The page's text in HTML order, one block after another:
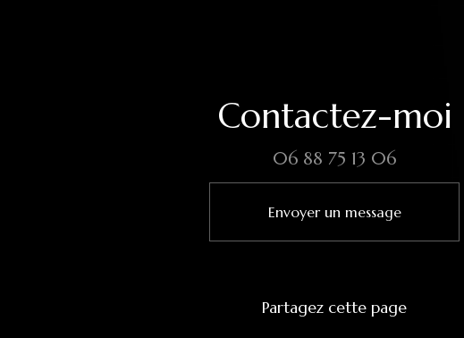
Contactez-moi
06 88 75 13 06
Envoyer un message
Partagez cette page